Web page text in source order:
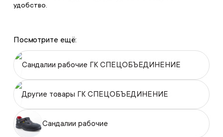
удобство.
Посмотрите ещё:
Сандалии рабочие ГК СПЕЦОБЪЕДИНЕНИЕ
Другие товары ГК СПЕЦОБЪЕДИНЕНИЕ
Сандалии рабочие